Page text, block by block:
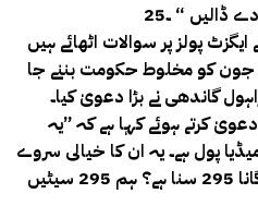
پولز پر سوالات اٹھائے ہیں
اور دعویٰ کیا ہے کہ بھارت میں 4 جون کو مخلوط حکومت بننے جا
گاندھی نے بڑا دعویٰ کیا۔
کا دعویٰ کرتے ہوئے کہا ہے کہ ”یہ
پول ہے۔ یہ ان کا خیالی سروے
ہے۔کیا آپ نے سدھو موسے والا کا گانا 295 سنا ہے؟ ہم 295 سیٹیں